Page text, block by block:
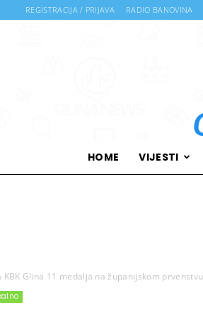
REGISTRACIJA / PRIJAVA RADIO BANOVINA
HOME VIJESTI
KBK Glina 11 medalja na županijskom prvenstvu